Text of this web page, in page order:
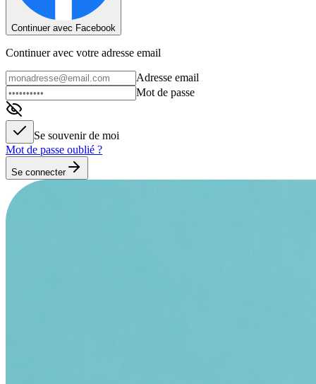
Continuer avec Facebook
Continuer avec votre adresse email
Adresse email
Mot de passe
Se souvenir de moi
Mot de passe oublié ?
Se connecter